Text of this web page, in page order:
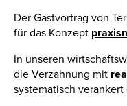
Der Gastvortrag von
für das Konzept
In unseren
die Verzahnung mit
systematisch verankert